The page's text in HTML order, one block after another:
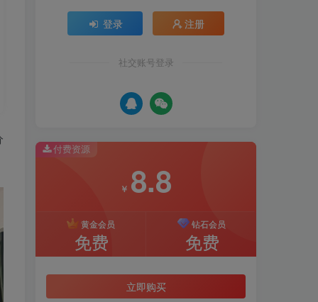
登录 注册
社交账号登录
付费资源
￥ 8.8
黄金会员
免费
钻石会员
免费
立即购买